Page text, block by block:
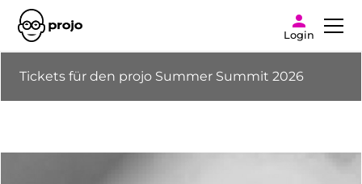
Login
Tickets für den projo Summer Summit 2026